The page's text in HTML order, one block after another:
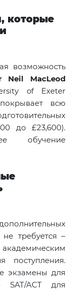
которые
возможность
MacLeod
of Exeter
всю
до £23,600).
обучение
требуется –
поступления.
экзамены для
SAT/ACT для